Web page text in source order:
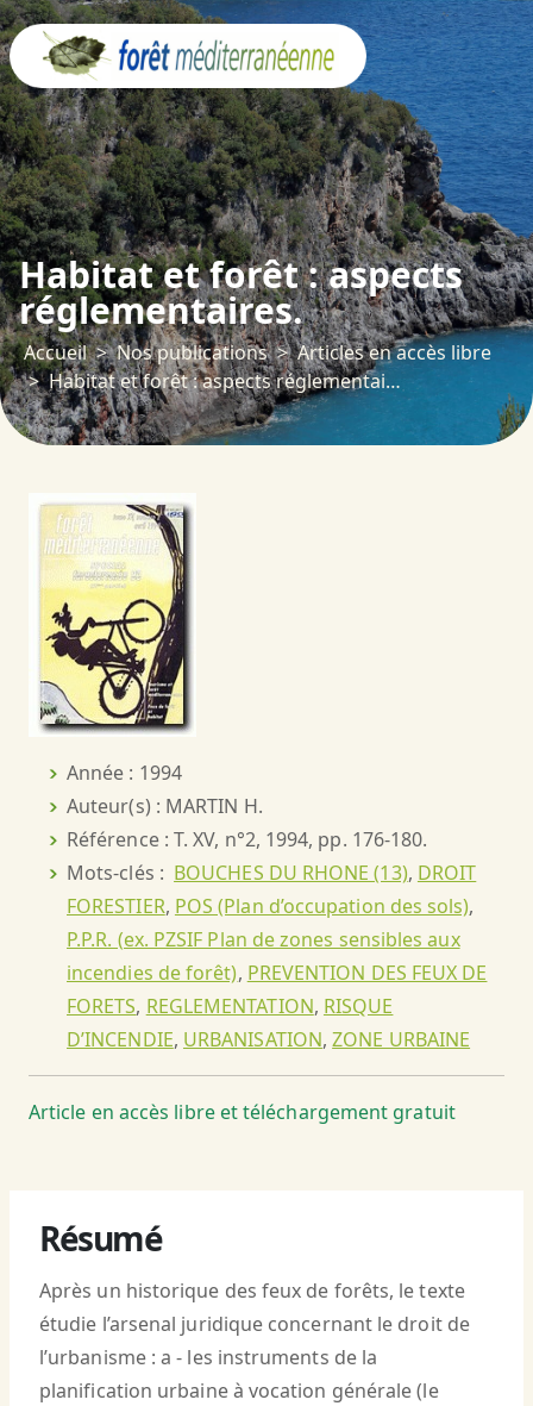
Habitat et forêt : aspects
réglementaires.
Accueil Nos publications
Articles en accès libre
Habitat et forêt : aspects réglementaires.
Année : 1994
Auteur(s) : MARTIN H.
Référence : T. XV, n°2, 1994, pp. 176-180.
Mots-clés : BOUCHES DU RHONE (13), DROIT
FORESTIER, POS (Plan d’occupation des sols),
P.P.R. (ex. PZSIF Plan de zones sensibles aux
incendies de forêt), PREVENTION DES FEUX DE
FORETS, REGLEMENTATION, RISQUE
D’INCENDIE, URBANISATION,ZONE URBAINE
Article en accès libre et téléchargement gratuit
Résumé
Après un historique des feux de forêts, le texte
étudie l’arsenal juridique concernant le droit de
l’urbanisme : a - les instruments de la
planification urbaine à vocation générale (le
Panneau de gestion des cookies